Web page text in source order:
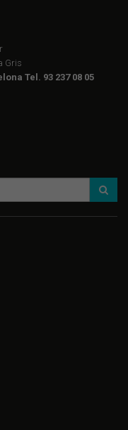
Gris
Tel. 93 237 08 05